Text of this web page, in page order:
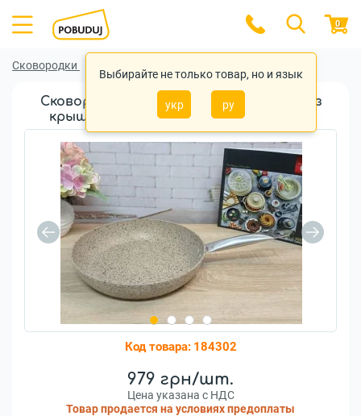
Выбирайте не только товар, но и язык
укр ру
0
Сковородки
Сковорода O.M.S. 3207 28x5,5см, 2,5л без
крышки (OMS 3207-28-2,5л-Sandy Beije)
Код товара: 184302
979 грн/шт.
Цена указана с НДС
Товар продается на условиях предоплаты